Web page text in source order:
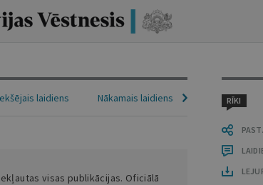
RĪKI
Nākamais laidiens
laidiens
visas publikācijas. Oficiālā